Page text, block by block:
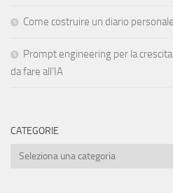
Come costruire un diario
Prompt engineering per la
da fare all’IA
CATEGORIE
Categorie